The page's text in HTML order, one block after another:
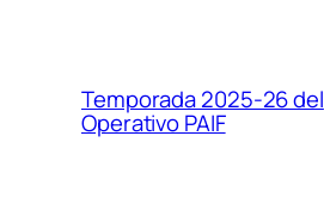
Temporada 2025-26 del
Operativo PAIF